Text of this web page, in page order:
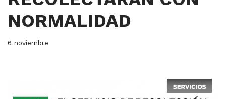
NORMALIDAD
6 noviembre